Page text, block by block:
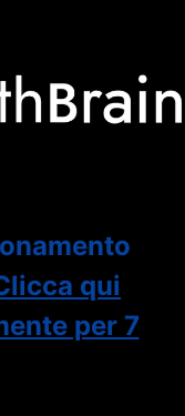
qui
per 7